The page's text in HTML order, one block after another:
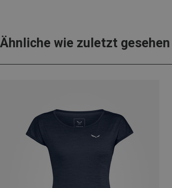
Ähnliche wie zuletzt gesehen